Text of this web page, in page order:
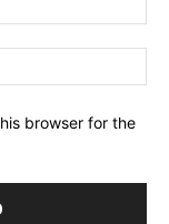
browser for the